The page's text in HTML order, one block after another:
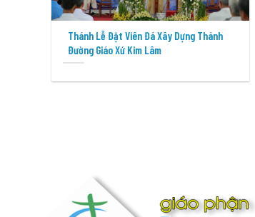
Thánh Lễ Đặt Viên Đá Xây Dựng Thánh
Đường Giáo Xứ Kim Lâm